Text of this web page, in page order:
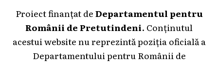
Proiect finanțat deDepartamentul pentru
Românii de Pretutindeni. Conținutul
acestui website nu reprezintă poziția oficială a
Departamentului pentru Românii de